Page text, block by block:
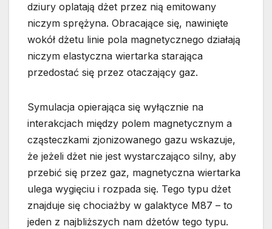
dziury oplatają dżet przez nią emitowany
niczym sprężyna. Obracające się, nawinięte
wokół dżetu linie pola magnetycznego działają
niczym elastyczna wiertarka starająca
przedostać się przez otaczający gaz.
Symulacja opierająca się wyłącznie na
interakcjach między polem magnetycznym a
cząsteczkami zjonizowanego gazu wskazuje,
że jeżeli dżet nie jest wystarczająco silny, aby
przebić się przez gaz, magnetyczna wiertarka
ulega wygięciu i rozpada się. Tego typu dżet
znajduje się chociażby w galaktyce M87 – to
jeden z najbliższych nam dżetów tego typu.